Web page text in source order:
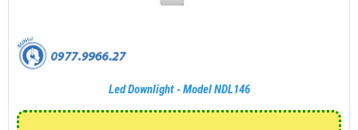
Led Downlight - Model NDL146